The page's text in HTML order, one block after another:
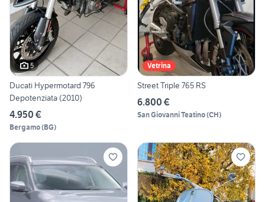
5
Ducati Hypermotard 796
Depotenziata (2010)
4.950 €
Bergamo(BG)
Vetrina
Street Triple 765 RS
6.800 €
San Giovanni Teatino(CH)